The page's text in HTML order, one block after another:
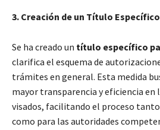
3. Creación de un Título
Se ha creado un título específico
clarifica el esquema de
trámites en general. Esta medida
mayor transparencia y eficiencia en
visados, facilitando el proceso
como para las autoridades